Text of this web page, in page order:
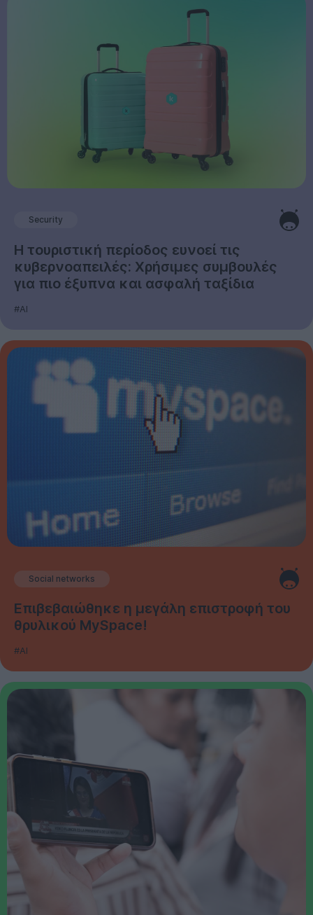
Security
Η τουριστική περίοδος ευνοεί τις
κυβερνοαπειλές: Χρήσιμες συμβουλές
για πιο έξυπνα και ασφαλή ταξίδια
#AI
Social networks
Επιβεβαιώθηκε η μεγάλη επιστροφή του
θρυλικού MySpace!
#AI